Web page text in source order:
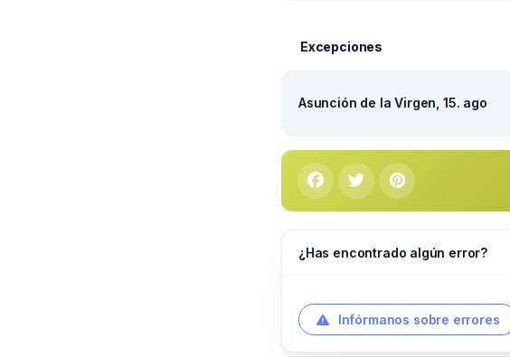
Excepciones
Asunción de la Virgen, 15. ago
¿Has encontrado algún error?
Infórmanos sobre errores